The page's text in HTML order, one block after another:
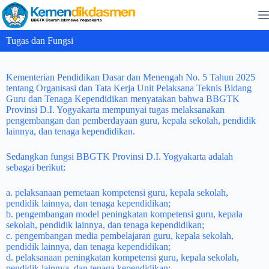
Tugas dan Fungsi
Kementerian Pendidikan Dasar dan Menengah No. 5 Tahun 2025
tentang Organisasi dan Tata Kerja Unit Pelaksana Teknis Bidang
Guru dan Tenaga Kependidikan menyatakan bahwa BBGTK
Provinsi D.I. Yogyakarta mempunyai tugas melaksanakan
pengembangan dan pemberdayaan guru, kepala sekolah, pendidik
lainnya, dan tenaga kependidikan.
Sedangkan fungsi BBGTK Provinsi D.I. Yogyakarta adalah
sebagai berikut:
a. pelaksanaan pemetaan kompetensi guru, kepala sekolah,
pendidik lainnya, dan tenaga kependidikan;
b. pengembangan model peningkatan kompetensi guru, kepala
sekolah, pendidik lainnya, dan tenaga kependidikan;
c. pengembangan media pembelajaran guru, kepala sekolah,
pendidik lainnya, dan tenaga kependidikan;
d. pelaksanaan peningkatan kompetensi guru, kepala sekolah,